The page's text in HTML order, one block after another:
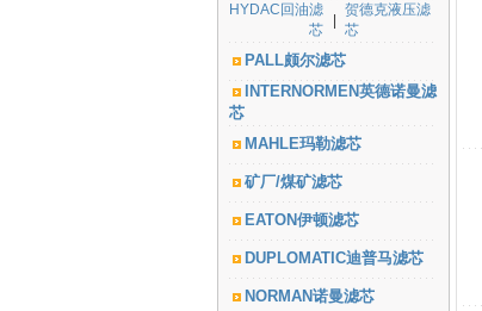
HYDAC回油滤
芯
贺德克液压滤
芯
PALL颇尔滤芯
INTERNORMEN英德诺曼滤
芯
MAHLE玛勒滤芯
矿厂/煤矿滤芯
EATON伊顿滤芯
DUPLOMATIC迪普马滤芯
NORMAN诺曼滤芯